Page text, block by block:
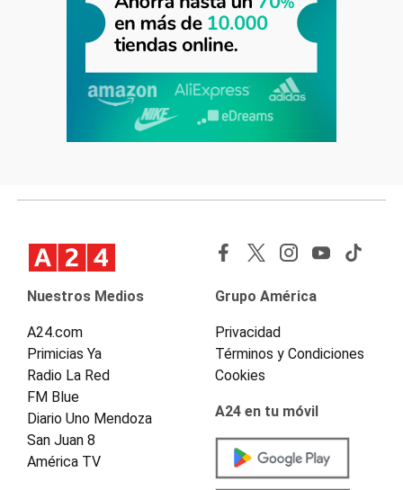
Nuestros Medios
A24.com
Primicias Ya
Radio La Red
FM Blue
Diario Uno Mendoza
San Juan 8
América TV
Grupo América
Privacidad
Términos y Condiciones
Cookies
A24 en tu móvil